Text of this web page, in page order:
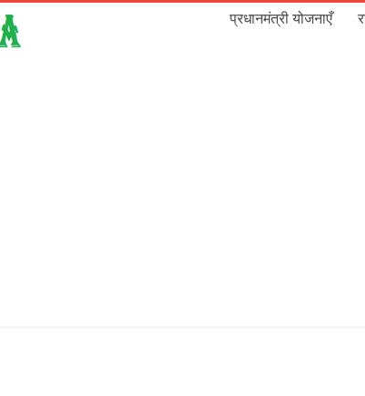
प्रधानमंत्री योजनाएँ